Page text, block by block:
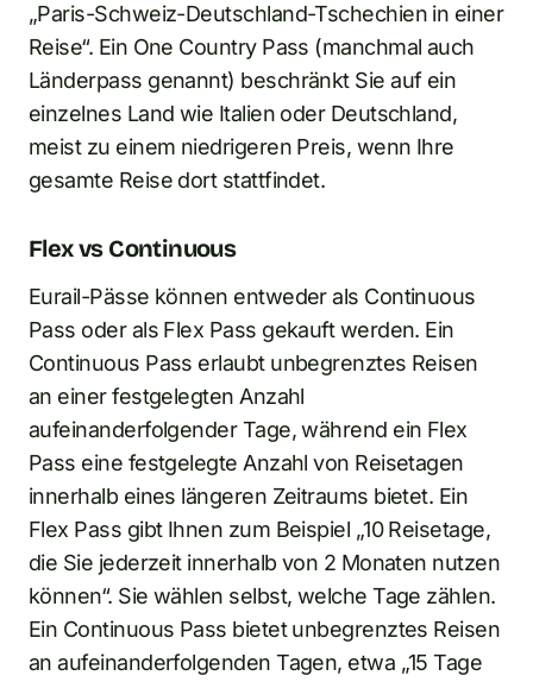
„Paris-Schweiz-Deutschland-Tschechien in einer
Reise“. Ein One Country Pass (manchmal auch
Länderpass genannt) beschränkt Sie auf ein
einzelnes Land wie Italien oder Deutschland,
meist zu einem niedrigeren Preis, wenn Ihre
gesamte Reise dort stattfindet.
Flex vs Continuous
Eurail-Pässe können entweder als Continuous
Pass oder als Flex Pass gekauft werden. Ein
Continuous Pass erlaubt unbegrenztes Reisen
an einer festgelegten Anzahl
aufeinanderfolgender Tage, während ein Flex
Pass eine festgelegte Anzahl von Reisetagen
innerhalb eines längeren Zeitraums bietet. Ein
Flex Pass gibt Ihnen zum Beispiel „10 Reisetage,
die Sie jederzeit innerhalb von 2 Monaten nutzen
können“. Sie wählen selbst, welche Tage zählen.
Ein Continuous Pass bietet unbegrenztes Reisen
an aufeinanderfolgenden Tagen, etwa „15 Tage